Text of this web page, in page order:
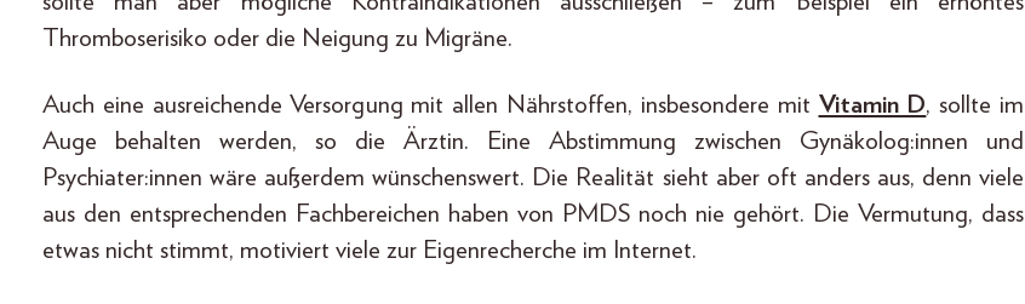
Thromboserisiko oder die Neigung zu Migräne.
Auch eine ausreichende Versorgung mit allen Nährstoffen, insbesondere mit Vitamin D, sollte im
Auge behalten werden, so die Ärztin. Eine Abstimmung zwischen Gynäkolog:innen und
Psychiater:innen wäre außerdem wünschenswert. Die Realität sieht aber oft anders aus, denn viele
aus den entsprechenden Fachbereichen haben von PMDS noch nie gehört. Die Vermutung, dass
etwas nicht stimmt, motiviert viele zur Eigenrecherche im Internet.